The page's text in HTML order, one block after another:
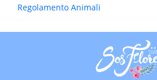
Regolamento Animali